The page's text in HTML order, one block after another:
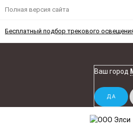
Полная версия сайта
Бесплатный подбор трекового
Ваш город